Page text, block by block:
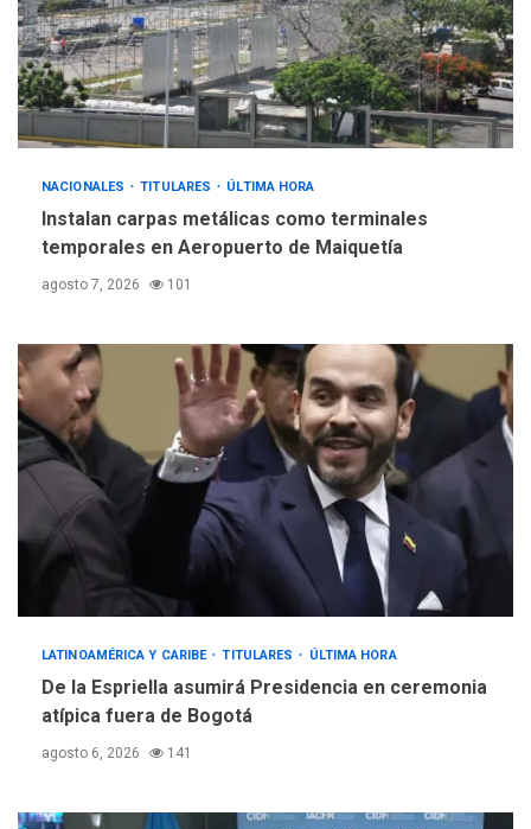
INTERNACIONALES ÚLTIMA HORA
Hiroshima 81 años de la
debacle atómica. Japón
debate principios no
nucleares
NACIONALES TITULARES ÚLTIMA HORA
Instalan carpas metálicas como terminales
temporales en Aeropuerto de Maiquetía
agosto 7, 2026 101
LATINOAMÉRICA Y CARIBE TITULARES ÚLTIMA HORA
De la Espriella asumirá Presidencia en ceremonia
atípica fuera de Bogotá
agosto 6, 2026 141